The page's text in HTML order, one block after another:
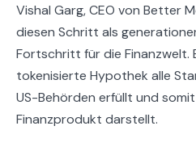
Vishal Garg, CEO von Better
diesen Schritt als
Fortschritt für die Finanzwelt.
tokenisierte Hypothek alle
US-Behörden erfüllt und
Finanzprodukt darstellt.